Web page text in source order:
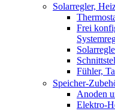
Solarregler,
Frei
Fühler,
Speicher-
Anoden
Elektro-